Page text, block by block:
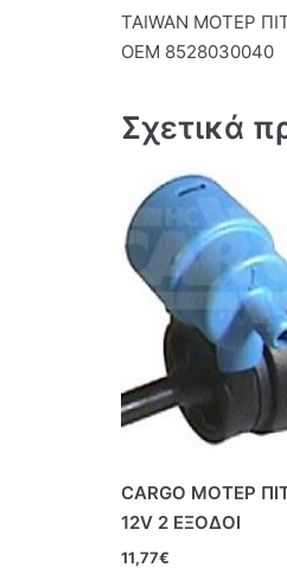
TAIWAN ΜΟΤΕΡ
OEM 8528030040
Σχετικά
CARGO ΜΟΤΕΡ
12V 2 ΕΞΟΔΟΙ
11,77€